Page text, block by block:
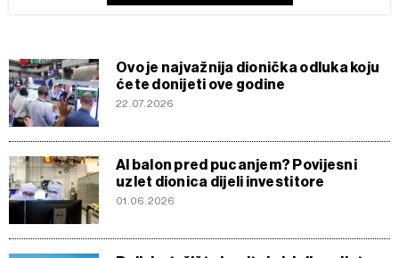
Ovo je najvažnija dionička odluka koju
ćete donijeti ove godine
22.07.2026
AI balon pred pucanjem? Povijesni
uzlet dionica dijeli investitore
01.06.2026